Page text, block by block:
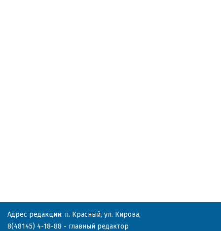
Адрес редакции: п. Красный, ул. Кирова,
8(48145) 4-18-88 - главный редактор